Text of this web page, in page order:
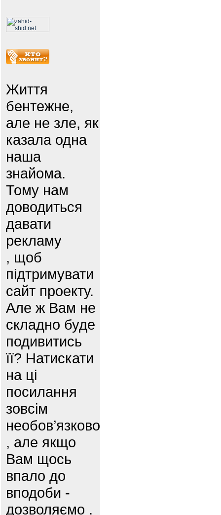
Життя
бентежне,
але не зле, як
казала одна
наша
знайома.
Тому нам
доводиться
давати
рекламу
, щоб
підтримувати
сайт проекту.
Але ж Вам не
складно буде
подивитись
її? Натискати
на ці
посилання
зовсім
необов’язково
, але якщо
Вам щось
впало до
вподоби -
дозволяємо .